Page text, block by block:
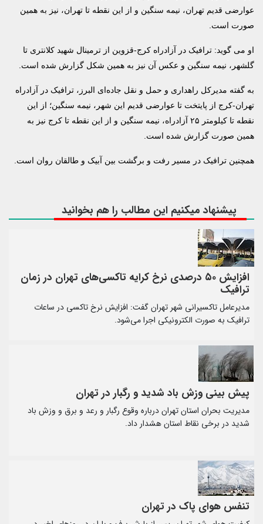
عوارضی قدیم تهران، نیمه سنگین و از این نقطه تا تهران، نیز به همین
صورت است.
او می گوید: ترافیک در آزادراه کرج-قزوین از ترمینال شهید کلانتری تا
گلشهر، نیمه سنگین و عکس آن نیز به همین شکل گزارش شده است.
به گفته مدیرکل راهداری و حمل و نقل جاده‌ای البرز، ترافیک در آزادراه
تهران-کرج از پایتخت تا عوارضی قدیم این شهر، نیمه سنگین؛ از این
نقطه تا کیلومتر ۲۵ آزادراه، نیمه سنگین و از این نقطه تا کرج نیز به
همین صورت گزارش شده است.
همچنین ترافیک در مسیر رفت و برگشت بین آبیک و طالقان روان است.
پیشنهاد میکنیم این مطالب را هم بخوانید
افزایش ۵۰ درصدی نرخ کرایه تاکسی‌های تهران در زمان
ترافیک
مدیرعامل تاکسیرانی شهر تهران گفت: افزایش نرخ تاکسی در ساعات
ترافیک به صورت الکترونیکی اجرا می‌شود.
پیش بینی وزش باد شدید و رگبار در تهران
مدیریت بحران استان تهران درباره وقوع رگبار و رعد و برق و وزش باد
شدید در برخی نقاط استان هشدار داد.
تنفس هوای پاک در تهران